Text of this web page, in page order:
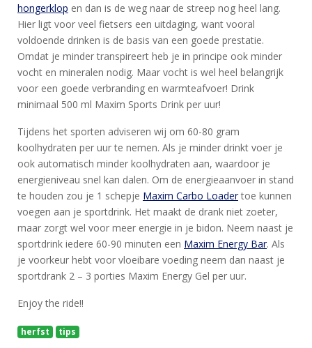
hongerklop en dan is de weg naar de streep nog heel lang.
Hier ligt voor veel fietsers een uitdaging, want vooral
voldoende drinken is de basis van een goede prestatie.
Omdat je minder transpireert heb je in principe ook minder
vocht en mineralen nodig. Maar vocht is wel heel belangrijk
voor een goede verbranding en warmteafvoer! Drink
minimaal 500 ml Maxim Sports Drink per uur!
Tijdens het sporten adviseren wij om 60-80 gram
koolhydraten per uur te nemen. Als je minder drinkt voer je
ook automatisch minder koolhydraten aan, waardoor je
energieniveau snel kan dalen. Om de energieaanvoer in stand
te houden zou je 1 schepje Maxim Carbo Loadertoe kunnen
voegen aan je sportdrink. Het maakt de drank niet zoeter,
maar zorgt wel voor meer energie in je bidon. Neem naast je
sportdrink iedere 60-90 minuten een Maxim Energy Bar. Als
je voorkeur hebt voor vloeibare voeding neem dan naast je
sportdrank 2 – 3 porties Maxim Energy Gel per uur.
Enjoy the ride!!
herfst tips